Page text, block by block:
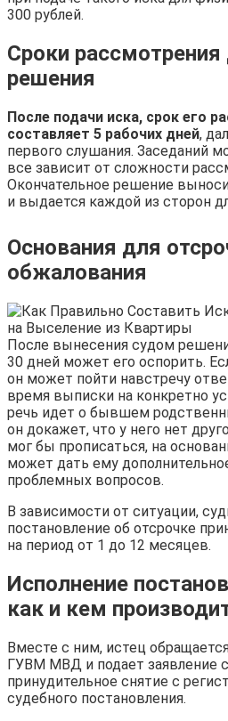
300 рублей.
Сроки
решения
После подачи иска, срок его
составляет 5 рабочих дней,
первого слушания. Заседаний
все зависит от сложности
Окончательное решение
и выдается каждой из сторон
Основания для
обжалования
После вынесения судом
30 дней может его оспорить.
он может пойти навстречу
время выписки на конкретно
речь идет о бывшем
он докажет, что у него нет
мог бы прописаться, на
может дать ему
проблемных вопросов.
В зависимости от ситуации,
постановление об отсрочке
на период от 1 до 12 месяцев.
Исполнение
как и кем
Вместе с ним, истец
ГУВМ МВД и подает заявление
принудительное снятие с
судебного постановления.